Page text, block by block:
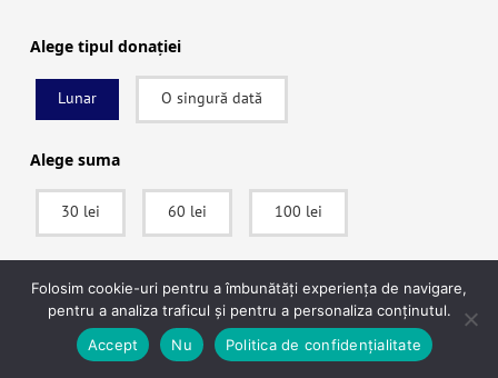
20 Ianuarie 2025Trump începe măsurile
împotriva USAID. În următoarele săptămâni,
Alege tipul donației
Lunar O singură dată
Alege suma
30 lei 60 lei 100 lei
SUSȚINE
După ce vei apăsa pe Donează vei fi redirecționat către pagina securizată a
procesatorului de plăți Stripe, unde vei putea plăti în siguranță.
Folosim cookie-uri pentru a îmbunătăți experiența de navigare,
pentru a analiza traficul și pentru a personaliza conținutul.
Accept
Nu Politica de confidențialitate